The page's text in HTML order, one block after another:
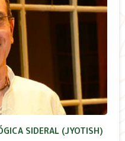
SIDERAL (JYOTISH)